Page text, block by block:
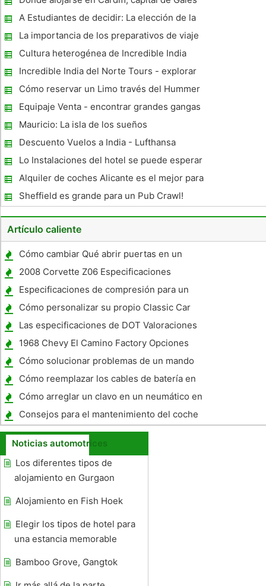
los detalles. Celebrity Cruises menudo son premiados con el
codiciado
A Estudiantes de decidir: La elección de la
guitarra más fino de estudio
La importancia de los preparativos de viaje
Cultura heterogénea de Incredible India
Incredible India del Norte Tours - explorar
la belleza de la India del norte
Cómo reservar un Limo través del Hummer
Limo Los Angeles Helpline?
Equipaje Venta - encontrar grandes gangas
Mauricio: La isla de los sueños
Descuento Vuelos a India - Lufthansa
Aerolíneas
Lo Instalaciones del hotel se puede esperar
de, cuando se aloje en un diverso Niveles
Alojamiento
Alquiler de coches Alicante es el mejor para
todos
Sheffield es grande para un Pub Crawl!
Artículo caliente
Cómo cambiar Qué abrir puertas en un
Toyota Prius HSD
2008 Corvette Z06 Especificaciones
Especificaciones de compresión para un
Ford 5,0 litros
Cómo personalizar su propio Classic Car
Online
Las especificaciones de DOT Valoraciones
neumáticos
1968 Chevy El Camino Factory Opciones
Cómo solucionar problemas de un mando
de arranque del dogo en un Mazda 3
Cómo reemplazar los cables de batería en
un Chrysler Concorde Lx 1996
Cómo arreglar un clavo en un neumático en
un coche
Consejos para el mantenimiento del coche
en los viajes largos
Noticias automotrices
Los diferentes tipos de
alojamiento en Gurgaon
Alojamiento en Fish Hoek
Elegir los tipos de hotel para
una estancia memorable
Bamboo Grove, Gangtok